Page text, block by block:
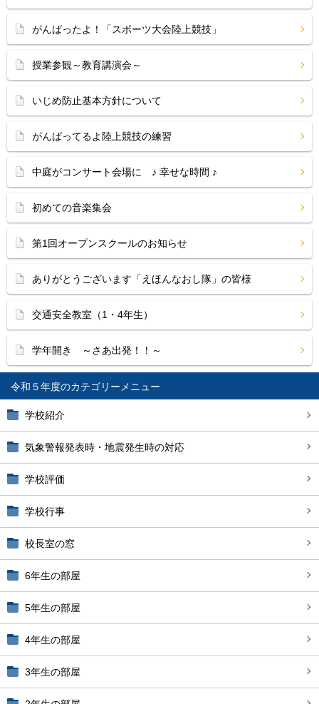
令和５年度
学校紹介
気象警報発表時・地震発生時の対応
学校評価
学校行事
校長室の窓
6年生の部屋
5年生の部屋
4年生の部屋
3年生の部屋
がんばったよ！「スポーツ大会陸上競技」
授業参観～教育講演会～
いじめ防止基本方針について
がんばってるよ陸上競技の練習
中庭がコンサート会場に ♪ 幸せな時間 ♪
初めての音楽集会
第1回オープンスクールのお知らせ
ありがとうございます「えほんなおし隊」の皆様
交通安全教室（1・4年生）
学年開き ～さあ出発！！～